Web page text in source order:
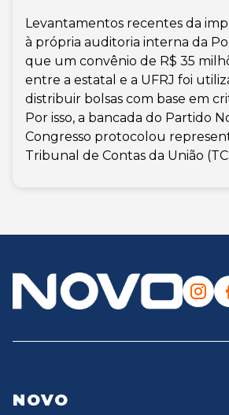
Levantamentos recentes da
à própria auditoria interna da
que um convênio de R$ 35
entre a estatal e a UFRJ foi
distribuir bolsas com base em
Por isso, a bancada do Partido
Congresso protocolou
Tribunal de Contas da União
NOVO